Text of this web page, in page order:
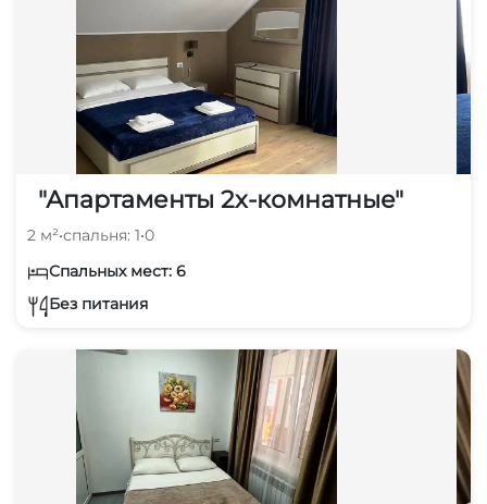
"Апартаменты 2х-комнатные"
2 м²•спальня: 1•0
Спальных мест: 6
Без питания